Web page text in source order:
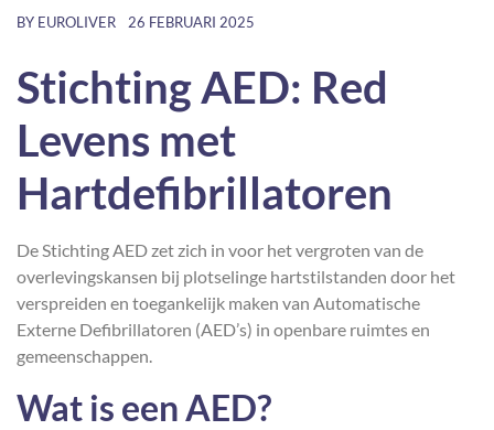
BY EUROLIVER 26 FEBRUARI 2025
Stichting AED: Red
Levens met
Hartdefibrillatoren
De Stichting AED zet zich in voor het vergroten van de
overlevingskansen bij plotselinge hartstilstanden door het
verspreiden en toegankelijk maken van Automatische
Externe Defibrillatoren (AED’s) in openbare ruimtes en
gemeenschappen.
Wat is een AED?